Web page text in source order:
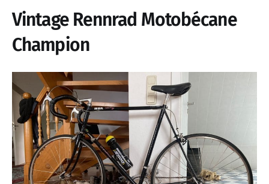
Vintage Rennrad Motobécane
Champion